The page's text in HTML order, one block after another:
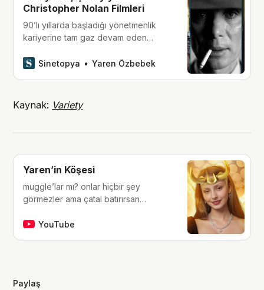
Christopher Nolan Filmleri
90’lı yıllarda başladığı yönetmenlik
kariyerine tam gaz devam eden
olarak ‘Oppenheimer’ gibi bir
sırada yer bulabilir?
Sinetopya Yaren Özbebek
Kaynak: Variety
Yaren’in Köşesi
muggle’lar mı? onlar hiçbir şey
görmezler ama çatal batırırsan
çocukluğumdan beri tutkunu olduğum
de bana eşlik etmek isterseniz,
YouTube
Paylaş